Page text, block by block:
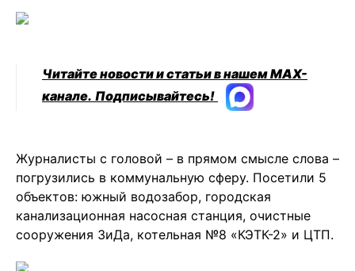
Читайте новости и статьи в нашем MAX-
канале. Подписывайтесь!
Журналисты с головой – в прямом смысле слова –
погрузились в коммунальную сферу. Посетили 5
объектов: южный водозабор, городская
канализационная насосная станция, очистные
сооружения ЗиДа, котельная №8 «КЭТК-2» и ЦТП.